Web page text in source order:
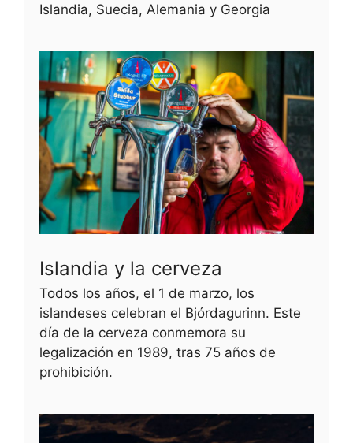
Islandia, Suecia, Alemania y Georgia
Islandia y la cerveza
Todos los años, el 1 de marzo, los
islandeses celebran el Bjórdagurinn. Este
día de la cerveza conmemora su
legalización en 1989, tras 75 años de
prohibición.